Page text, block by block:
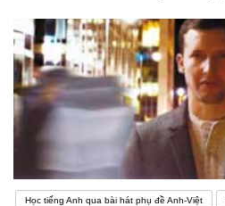
Học tiếng Anh qua bài hát phụ đề Anh-Việt